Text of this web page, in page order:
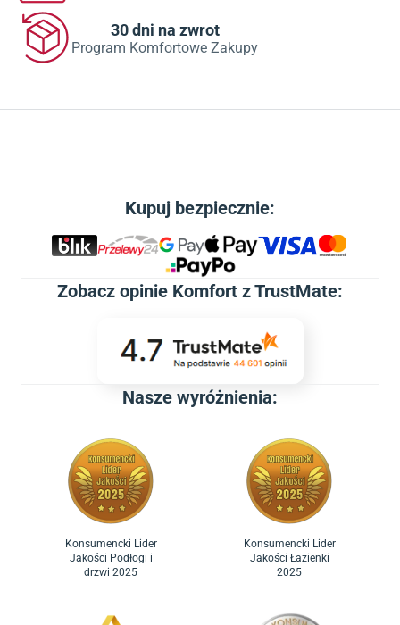
30 dni na zwrot
Program Komfortowe Zakupy
Kupuj bezpiecznie:
Zobacz opinie Komfort z TrustMate:
Nasze wyróżnienia:
Konsumencki Lider
Jakości Podłogi i
drzwi 2025
Konsumencki Lider
Jakości Łazienki
2025